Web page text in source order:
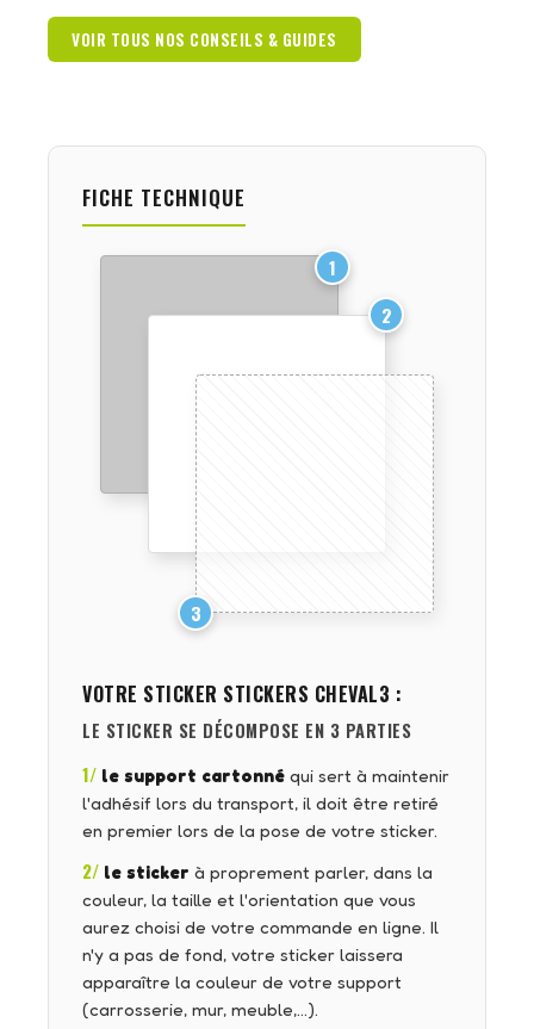
VOIR TOUS NOS CONSEILS & GUIDES
FICHE TECHNIQUE
1
2
3
VOTRE STICKER STICKERS CHEVAL3 :
LE STICKER SE DÉCOMPOSE EN 3 PARTIES
1/ le support cartonné qui sert à maintenir
l'adhésif lors du transport, il doit être retiré
en premier lors de la pose de votre sticker.
2/ le sticker à proprement parler, dans la
couleur, la taille et l'orientation que vous
aurez choisi de votre commande en ligne. Il
n'y a pas de fond, votre sticker laissera
apparaître la couleur de votre support
(carrosserie, mur, meuble,…).